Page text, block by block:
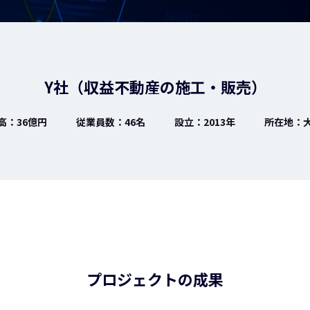
Y社（収益不動産の施工・販売）
：36億円 従業員数：46名 設立：2013年 所在地：
プロジェクトの成果